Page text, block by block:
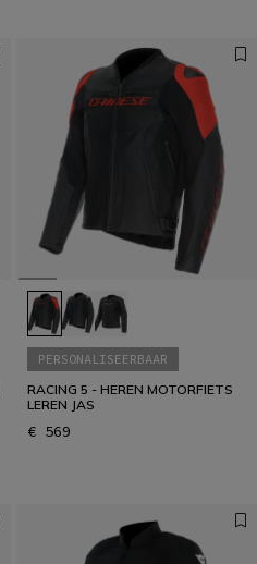
PERSONALISEERBAAR
RACING 5 - HEREN MOTORFIETS
LEREN JAS
€ 569